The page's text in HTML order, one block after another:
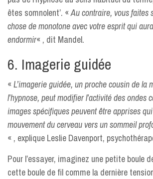
êtes somnolent’. «Au contraire, vous faites
chose de monotone avec votre esprit qui
endormir« , dit Mandel.
6. Imagerie guidée
«L’imagerie guidée, un proche cousin de la
l’hypnose, peut modifier l’activité des ondes
images spécifiques peuvent être apprises
mouvement du cerveau vers un sommeil
« , explique Leslie Davenport,
Pour l’essayer, imaginez une petite boule
cette boule de fil comme la dernière